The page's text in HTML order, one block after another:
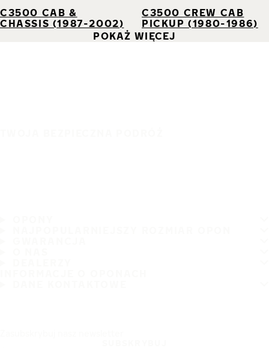
C3500 CAB &
CHASSIS (1987-2002)
C3500 CREW CAB
PICKUP (1980-1986)
POKAŻ WIĘCEJ